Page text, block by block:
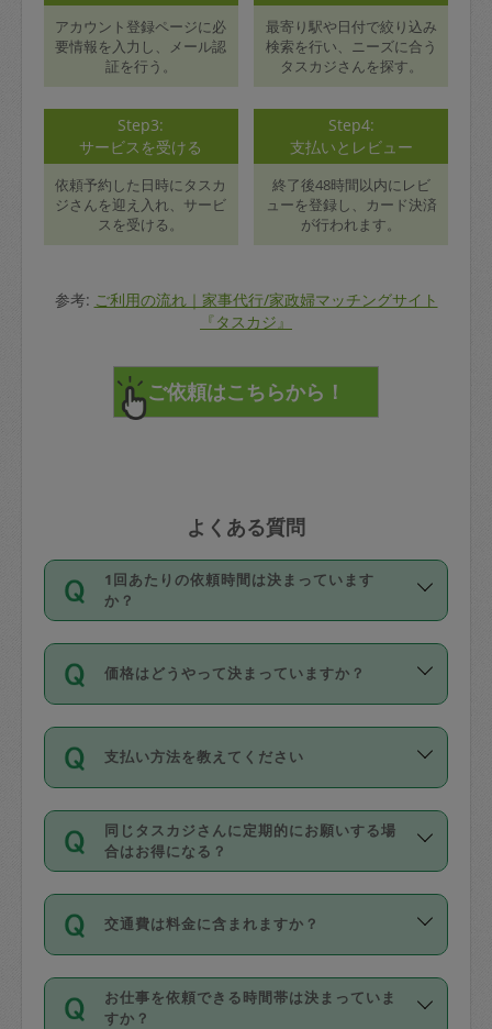
アカウント登録ページに必
要情報を入力し、メール認
証を行う。
最寄り駅や日付で絞り込み
検索を行い、ニーズに合う
タスカジさんを探す。
Step3:
サービスを受ける
依頼予約した日時にタスカ
ジさんを迎え入れ、サービ
スを受ける。
Step4:
支払いとレビュー
終了後48時間以内にレビ
ューを登録し、カード決済
が行われます。
参考: ご利用の流れ｜家事代行/家政婦マッチングサイト
『タスカジ』
よくある質問
1回あたりの依頼時間は決まっています
か？
依頼1回につき3時間固定です。3時間を
超えて依頼したい場合は、延長機能をご
利用ください。機能をご利用いただくに
の上事前申請することが必要です。な
お、3時間を下回っても、値引き等はござ
いません。
価格はどうやって決まっていますか？
11種類の価格帯の中からタスカジさん自
身が価格を選んで設定しています。
タスカジさんの価格設定には最初は制限
があり、レビュー件数、レビューの平均
値、などで除々に設定可能な最高額が上
がっていく仕組みになっています。
支払い方法を教えてください
お支払方法はクレジットカード（Visa／
Master／JCB／AMERICAN EXPRESS／
Diners Club）のみとなります。
を行う際にご入力ください。プロフィー
ル登録時にはご入力いただかなくても大
丈夫です。
デビットカード・プリペイドカード（Vプ
同じタスカジさんに定期的にお願いする場
合はお得になる？
依頼には「スポット」と「定期（毎週｜
隔週）」があり、「定期」の依頼は「ス
ポット」よりお得な料金でご利用できま
す。
定期の最低利用回数は設けていない代わ
交通費は料金に含まれますか？
交通費は依頼料金とは別途発生し、依頼
料金のご請求と合わせてお支払いとなり
お仕事を依頼できる時間帯は決まっていま
すか？